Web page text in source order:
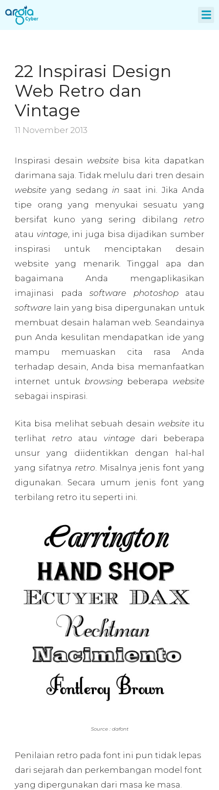
22 Inspirasi Design
Web Retro dan
Vintage
11 November 2013
Inspirasi desain website bisa kita dapatkan
darimana saja. Tidak melulu dari tren desain
website yang sedang in saat ini. Jika Anda
tipe orang yang menyukai sesuatu yang
bersifat kuno yang sering dibilang retro
atau vintage, ini juga bisa dijadikan sumber
inspirasi untuk menciptakan desain
website yang menarik. Tinggal apa dan
bagaimana Anda mengaplikasikan
imajinasi pada software photoshopatau
software lain yang bisa dipergunakan untuk
membuat desain halaman web. Seandainya
pun Anda kesulitan mendapatkan ide yang
mampu memuaskan cita rasa Anda
terhadap desain, Anda bisa memanfaatkan
internet untuk browsing beberapa website
sebagai inspirasi.
Kita bisa melihat sebuah desain website itu
terlihat retro atau vintagedari beberapa
unsur yang diidentikkan dengan hal-hal
yang sifatnya retro . Misalnya jenis font yang
digunakan. Secara umum jenis font yang
terbilang retro itu seperti ini.
Source : dafont
Penilaian retro pada font ini pun tidak lepas
dari sejarah dan perkembangan model font
yang dipergunakan dari masa ke masa.